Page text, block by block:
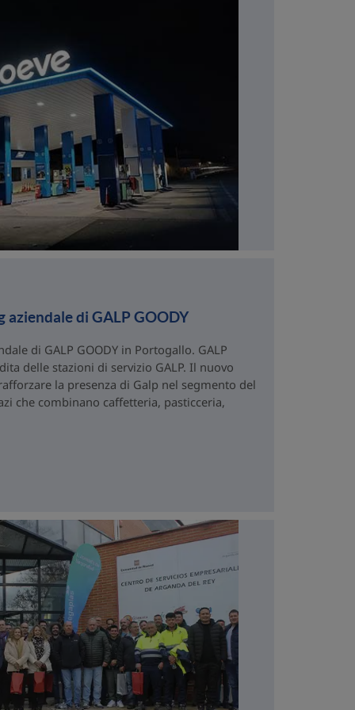
di GALP GOODY
di GALP GOODY in Portogallo. GALP
delle stazioni di servizio GALP. Il nuovo
la presenza di Galp nel segmento del
che combinano caffetteria, pasticceria,